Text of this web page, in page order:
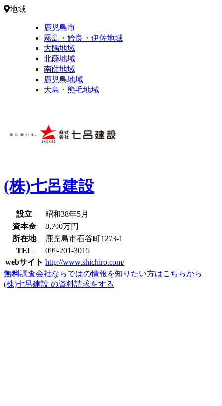
地域
鹿児島市
霧島・姶良・伊佐地域
大隅地域
北薩地域
南薩地域
鹿児島地域
大島・熊毛地域
(株)七呂建設
設立
昭和38年5月
資本金
8,700万円
所在地
鹿児島市石谷町1273-1
TEL
099-201-3015
webサイト http://www.shichiro.com/
無料調査会社ならではの情報を知りたい方はこちらから
(株)七呂建設 の資料請求をする